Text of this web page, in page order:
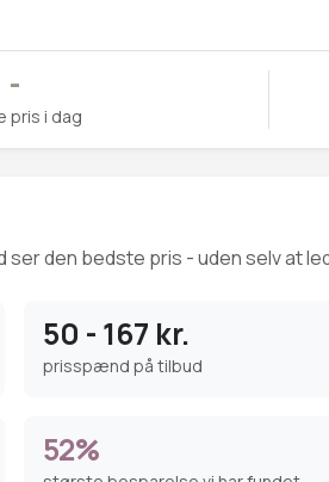
-
pris i dag
ser den bedste pris - uden selv at
50 - 167 kr.
prisspænd på tilbud
52%